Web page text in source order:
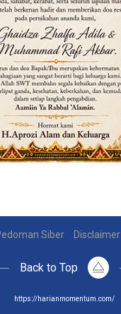
Siber Disclaimer
Back to Top
https://harianmomentum.com/